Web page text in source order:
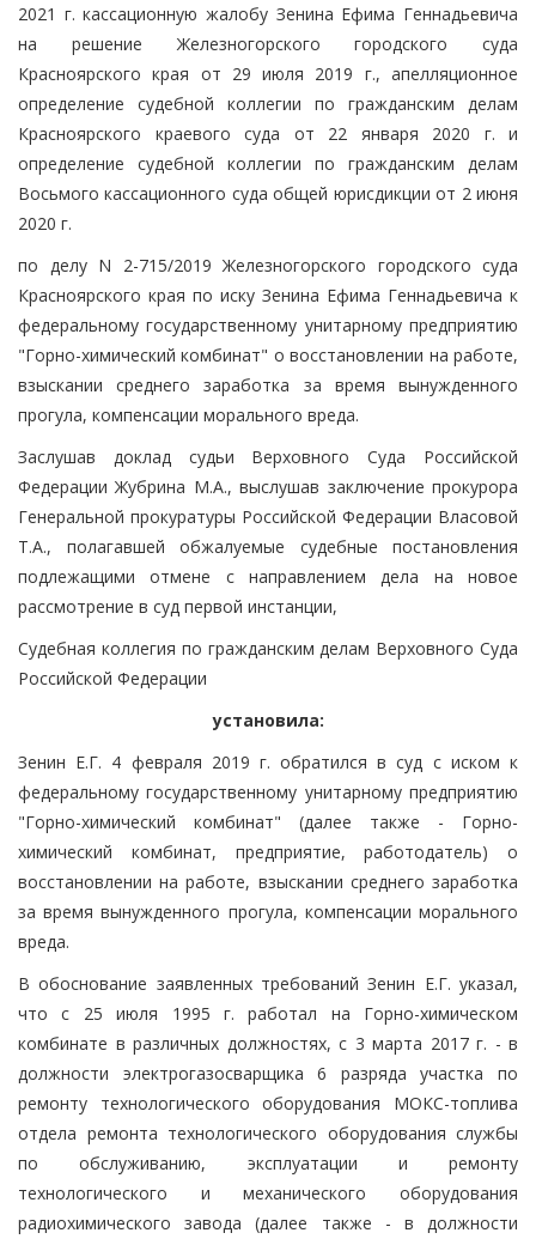
2021 г. кассационную жалобу Зенина Ефима Геннадьевича
на решение Железногорского городского суда
Красноярского края от 29 июля 2019 г., апелляционное
определение судебной коллегии по гражданским делам
Красноярского краевого суда от 22 января 2020 г. и
определение судебной коллегии по гражданским делам
Восьмого кассационного суда общей юрисдикции от 2 июня
2020 г.
по делу N 2-715/2019 Железногорского городского суда
Красноярского края по иску Зенина Ефима Геннадьевича к
федеральному государственному унитарному предприятию
"Горно-химический комбинат" о восстановлении на работе,
взыскании среднего заработка за время вынужденного
прогула, компенсации морального вреда.
Заслушав доклад судьи Верховного Суда Российской
Федерации Жубрина М.А., выслушав заключение прокурора
Генеральной прокуратуры Российской Федерации Власовой
Т.А., полагавшей обжалуемые судебные постановления
подлежащими отмене с направлением дела на новое
рассмотрение в суд первой инстанции,
Судебная коллегия по гражданским делам Верховного Суда
Российской Федерации
установила:
Зенин Е.Г. 4 февраля 2019 г. обратился в суд с иском к
федеральному государственному унитарному предприятию
"Горно-химический комбинат" (далее также - Горно-
химический комбинат, предприятие, работодатель) о
восстановлении на работе, взыскании среднего заработка
за время вынужденного прогула, компенсации морального
вреда.
В обоснование заявленных требований Зенин Е.Г. указал,
что с 25 июля 1995 г. работал на Горно-химическом
комбинате в различных должностях, с 3 марта 2017 г. - в
должности электрогазосварщика 6 разряда участка по
ремонту технологического оборудования МОКС-топлива
отдела ремонта технологического оборудования службы
по обслуживанию, эксплуатации и ремонту
технологического и механического оборудования
радиохимического завода (далее также - в должности